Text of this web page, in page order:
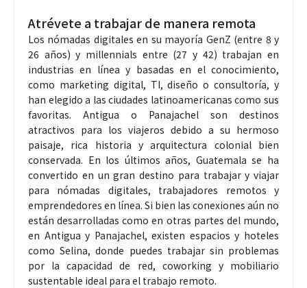
Atrévete a trabajar de manera remota
Los nómadas digitales en su mayoría GenZ (entre 8 y
26 años) y millennials entre (27 y 42) trabajan en
industrias en línea y basadas en el conocimiento,
como marketing digital, TI, diseño o consultoría, y
han elegido a las ciudades latinoamericanas como sus
favoritas. Antigua o Panajachel son destinos
atractivos para los viajeros debido a su hermoso
paisaje, rica historia y arquitectura colonial bien
conservada. En los últimos años, Guatemala se ha
convertido en un gran destino para trabajar y viajar
para nómadas digitales, trabajadores remotos y
emprendedores en línea. Si bien las conexiones aún no
están desarrolladas como en otras partes del mundo,
en Antigua y Panajachel, existen espacios y hoteles
como Selina, donde puedes trabajar sin problemas
por la capacidad de red, coworking y mobiliario
sustentable ideal para el trabajo remoto.